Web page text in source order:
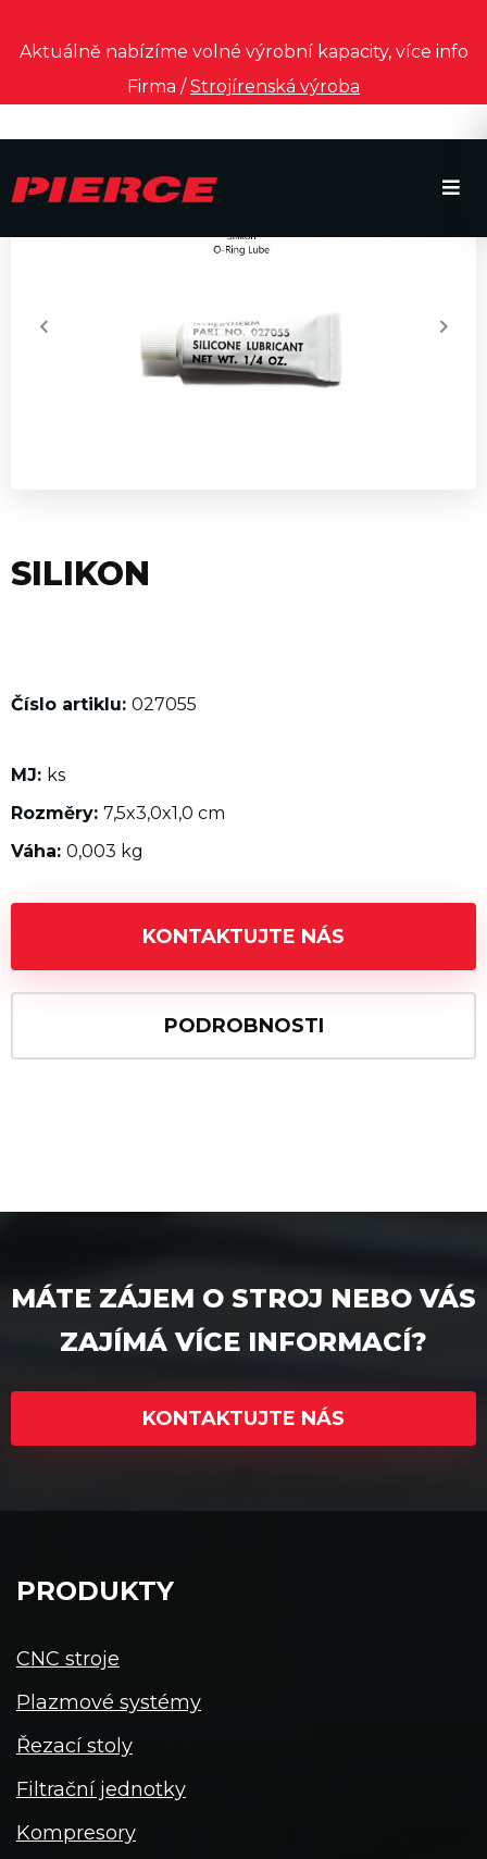
Aktuálně nabízíme volné výrobní kapacity, více info
Firma /Strojírenská výroba
SILIKON
Číslo artiklu: 027055
MJ: ks
Rozměry: 7,5x3,0x1,0 cm
Váha: 0,003 kg
KONTAKTUJTE NÁS
PODROBNOSTI
MÁTE ZÁJEM O STROJ NEBO VÁS
ZAJÍMÁ VÍCE INFORMACÍ?
KONTAKTUJTE NÁS
PRODUKTY
CNC stroje
Plazmové systémy
Řezací stoly
Filtrační jednotky
Kompresory